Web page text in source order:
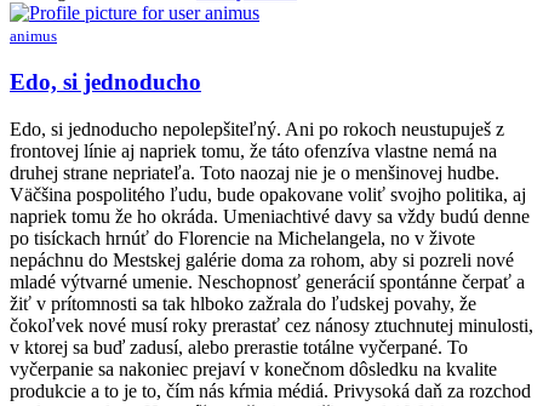
animus
Edo, si jednoducho
Edo, si jednoducho nepolepšiteľný. Ani po rokoch neustupuješ z
frontovej línie aj napriek tomu, že táto ofenzíva vlastne nemá na
druhej strane nepriateľa. Toto naozaj nie je o menšinovej hudbe.
Väčšina pospolitého ľudu, bude opakovane voliť svojho politika, aj
napriek tomu že ho okráda. Umeniachtivé davy sa vždy budú denne
po tisíckach hrnúť do Florencie na Michelangela, no v živote
nepáchnu do Mestskej galérie doma za rohom, aby si pozreli nové
mladé výtvarné umenie. Neschopnosť generácií spontánne čerpať a
žiť v prítomnosti sa tak hlboko zažrala do ľudskej povahy, že
čokoľvek nové musí roky prerastať cez nánosy ztuchnutej minulosti,
v ktorej sa buď zadusí, alebo prerastie totálne vyčerpané. To
vyčerpanie sa nakoniec prejaví v konečnom dôsledku na kvalite
produkcie a to je to, čím nás kŕmia médiá. Privysoká daň za rozchod